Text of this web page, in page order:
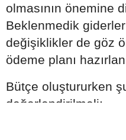
olmasının önemine
Beklenmedik
değişiklikler de göz
ödeme planı
Bütçe oluştururken
değerlendirilmeli: